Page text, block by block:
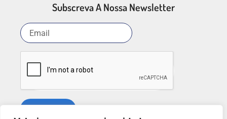
Subscreva A Nossa Newsletter